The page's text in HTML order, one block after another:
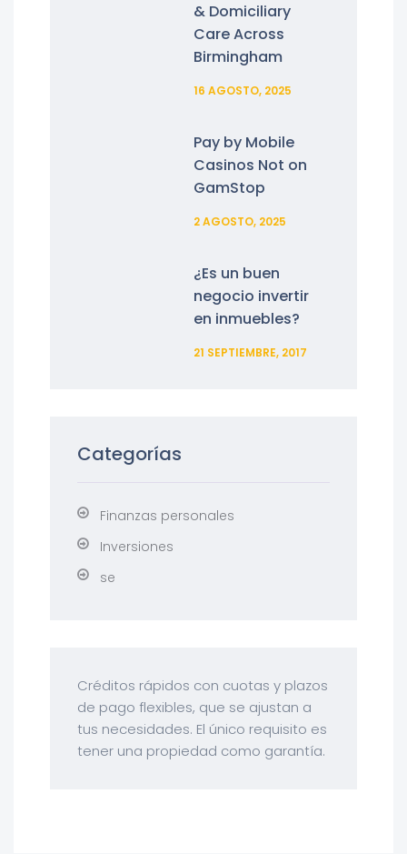
& Domiciliary
Care Across
Birmingham
16 AGOSTO, 2025
Pay by Mobile
Casinos Not on
GamStop
2 AGOSTO, 2025
¿Es un buen
negocio invertir
en inmuebles?
21 SEPTIEMBRE, 2017
Categorías
Finanzas personales
Inversiones
se
Créditos rápidos con cuotas y plazos
de pago flexibles, que se ajustan a
tus necesidades. El único requisito es
tener una propiedad como garantía.